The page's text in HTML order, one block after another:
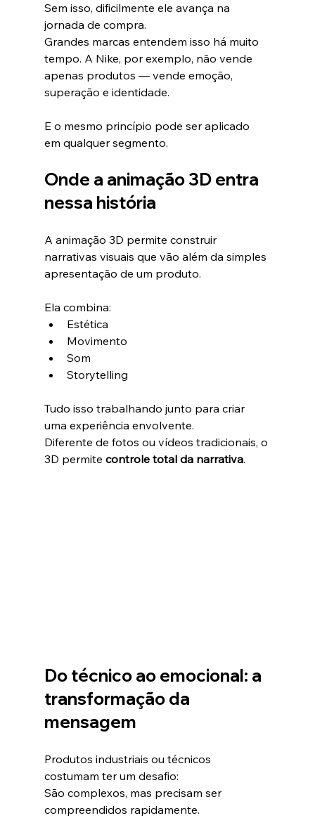
Sem isso, dificilmente ele avança na
jornada de compra.
Grandes marcas entendem isso há muito
tempo. A Nike, por exemplo, não vende
apenas produtos — vende emoção,
superação e identidade.
E o mesmo princípio pode ser aplicado
em qualquer segmento.
Onde a animação 3D entra
nessa história
A animação 3D permite construir
narrativas visuais que vão além da simples
apresentação de um produto.
Ela combina:
Estética
Movimento
Som
Storytelling
Tudo isso trabalhando junto para criar
uma experiência envolvente.
Diferente de fotos ou vídeos tradicionais, o
3D permite controle total da narrativa.
Do técnico ao emocional: a
transformação da
mensagem
Produtos industriais ou técnicos
costumam ter um desafio:
São complexos, mas precisam ser
compreendidos rapidamente.